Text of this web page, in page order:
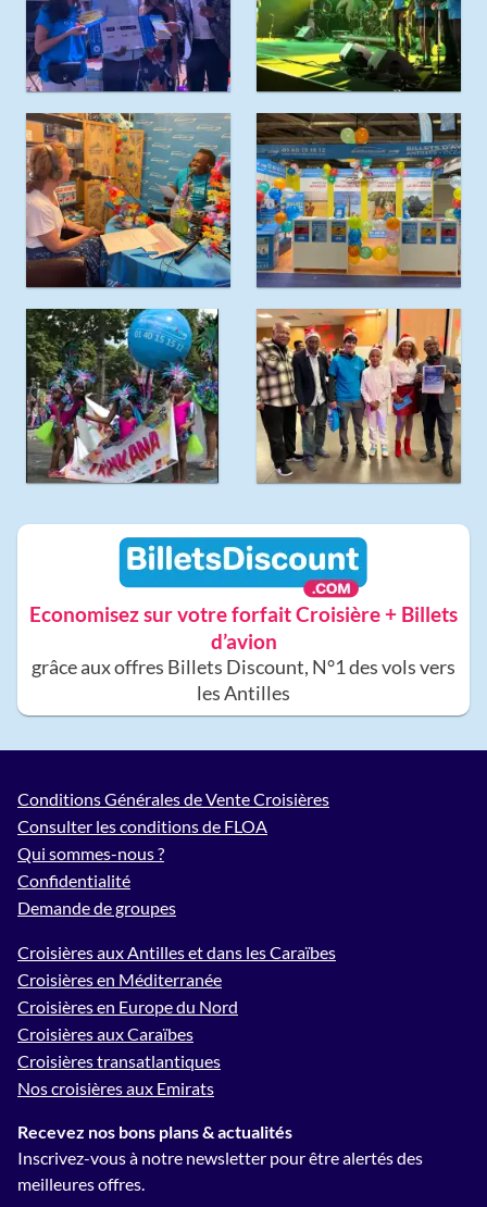
Economisez sur votre forfait Croisière + Billets
d’avion
grâce aux offres Billets Discount, N°1 des vols vers
les Antilles
Conditions Générales de Vente Croisières
Consulter les conditions de FLOA
Qui sommes-nous ?
Confidentialité
Demande de groupes
Croisières aux Antilles et dans les Caraïbes
Croisières en Méditerranée
Croisières en Europe du Nord
Croisières aux Caraïbes
Croisières transatlantiques
Nos croisières aux Emirats
Recevez nos bons plans & actualités
Inscrivez-vous à notre newsletter pour être alertés des
meilleures offres.